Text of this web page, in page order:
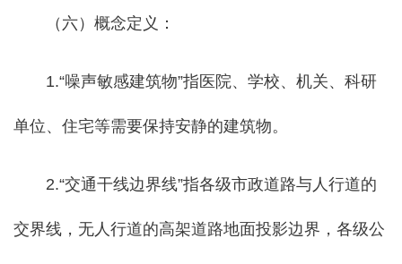
（六）概念定义：
1.“噪声敏感建筑物”指医院、学校、机关、科研
单位、住宅等需要保持安静的建筑物。
2.“交通干线边界线”指各级市政道路与人行道的
交界线，无人行道的高架道路地面投影边界，各级公